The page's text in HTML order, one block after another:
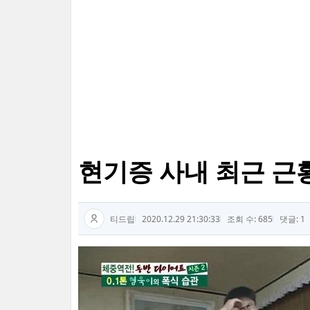
현기증 사내 최근 근
티드립 2020.12.29 21:30:33 조회 수: 685 댓글: 1